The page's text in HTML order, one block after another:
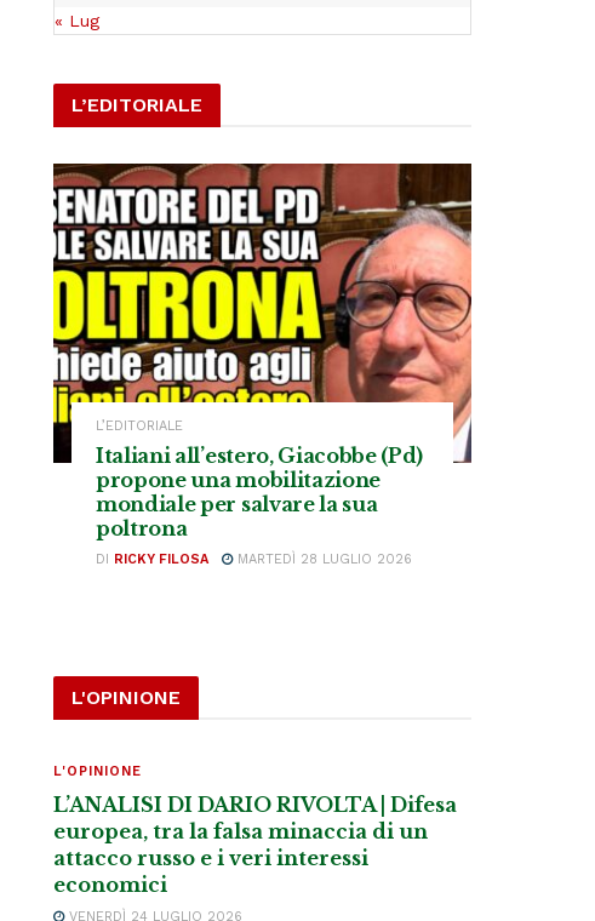
« Lug
L’EDITORIALE
L’EDITORIALE
Italiani all’estero, Giacobbe (Pd)
propone una mobilitazione
mondiale per salvare la sua
poltrona
DI RICKY FILOSA MARTEDÌ 28 LUGLIO 2026
L'OPINIONE
L'OPINIONE
L’ANALISI DI DARIO RIVOLTA | Difesa
europea, tra la falsa minaccia di un
attacco russo e i veri interessi
economici
VENERDÌ 24 LUGLIO 2026